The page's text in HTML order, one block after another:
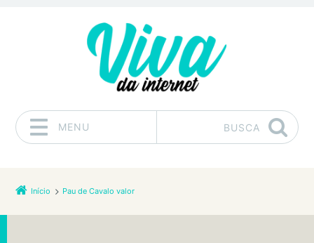
MENU BUSCA
Início Pau de Cavalo valor